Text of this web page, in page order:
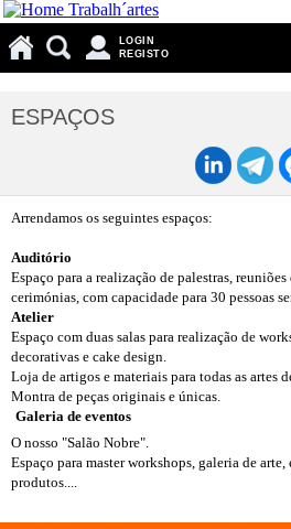
LOGIN
REGISTO
ESPAÇOS
Arrendamos os seguintes espaços:
Auditório
Espaço para a realização de palestras,
cerimónias, com capacidade para 30 pessoas
Atelier
Espaço com duas salas para realização de
decorativas e cake design.
Loja de artigos e materiais para todas as artes
Montra de peças originais e únicas.
Galeria de eventos
O nosso "Salão Nobre".
Espaço para master workshops, galeria de
produtos....